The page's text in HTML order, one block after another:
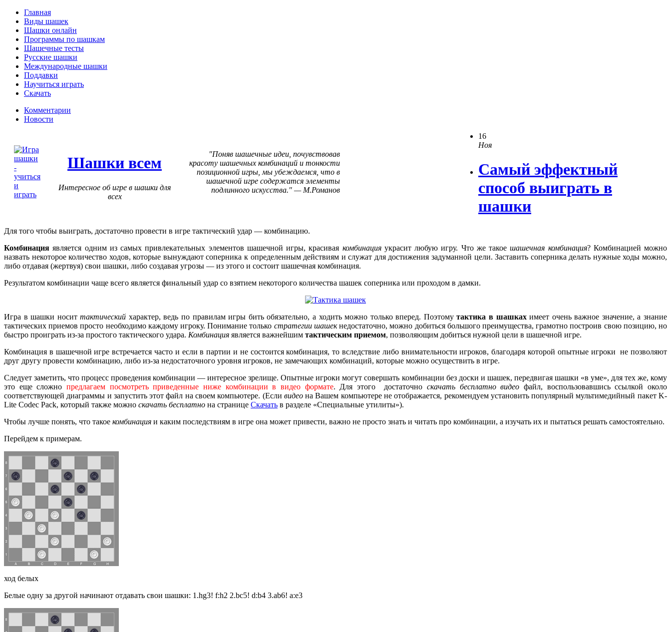
Главная
Виды шашек
Шашки онлайн
Программы по шашкам
Шашечные тесты
Русские шашки
Международные шашки
Поддавки
Научиться играть
Скачать
Комментарии
Новости
Шашки всем
Интересное об игре в шашки для
всех
Поняв шашечные идеи, почувствовав
красоту шашечных комбинаций и тонкости
позиционной игры, мы убеждаемся, что в
шашечной игре содержатся элементы
подлинного искусства.
— М.Романов
16
Ноя
Самый эффектный
способ выиграть в
шашки
Для того чтобы выиграть, достаточно провести в игре тактический удар — комбинацию.
Комбинация является одним из самых привлекательных элементов шашечной игры, красивая комбинацияукрасит любую игру. Что же такоешашечная комбинация? Комбинацией можно
назвать некоторое количество ходов, которые вынуждают соперника к определенным действиям и служат для достижения задуманной цели. Заставить соперника делать нужные ходы можно,
либо отдавая (жертвуя) свои шашки, либо создавая угрозы — из этого и состоит шашечная комбинация.
Результатом комбинации чаще всего является финальный удар со взятием некоторого количества шашек соперника или проходом в дамки.
Игра в шашки носиттактический характер, ведь по правилам игры бить обязательно, а ходить можно только вперед. Поэтомутактика в шашкахимеет очень важное значение, а знание
тактических приемов просто необходимо каждому игроку. Понимание только стратегии шашекнедостаточно, можно добиться большого преимущества, грамотно построив свою позицию, но
быстро проиграть из-за простого тактического удара. Комбинация является важнейшим тактическим приемом, позволяющим добиться нужной цели в шашечной игре.
Комбинация в шашечной игре встречается часто и если в партии и не состоится комбинация, то вследствие либо внимательности игроков, благодаря которой опытные игроки не позволяют
друг другу провести комбинацию, либо из-за недостаточного уровня игроков, не замечающих комбинаций, которые можно осуществить в игре.
Следует заметить, что процесс проведения комбинации — интересное зрелище. Опытные игроки могут совершать комбинации без доски и шашек, передвигая шашки «в уме», для тех же, кому
это еще сложно предлагаем посмотреть приведенные ниже комбинации в видео формате. Для этого достаточноскачать бесплатно видео файл, воспользовавшись ссылкой около
соответствующей диаграммы и запустить этот файл на своем компьютере. (Если видеона Вашем компьютере не отображается, рекомендуем установить популярный мультимедийный пакет K-
Lite Codec Pack, который также можно скачать бесплатно на странице Скачать в разделе «Специальные утилиты»).
Чтобы лучше понять, что такое комбинация и каким последствиям в игре она может привести, важно не просто знать и читать про комбинации, а изучать их и пытаться решать самостоятельно.
Перейдем к примерам.
ход белых
Белые одну за другой начинают отдавать свои шашки: 1.hg3! f:h2 2.bc5! d:b4 3.ab6! a:e3